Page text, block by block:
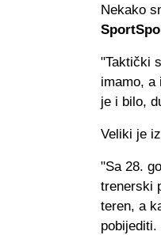
Nekako
"Taktički
imamo, a
je i bilo,
Veliki je
"Sa 28.
trenerski
teren, a